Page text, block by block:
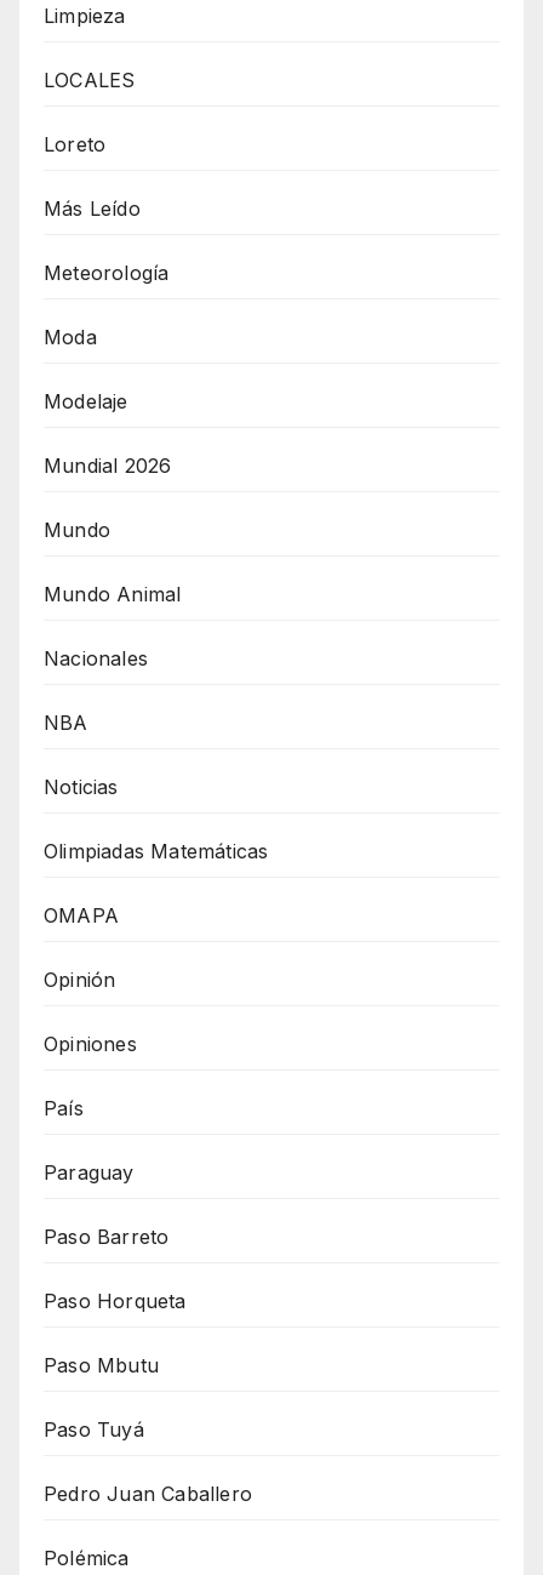
Limpieza
LOCALES
Loreto
Más Leído
Meteorología
Moda
Modelaje
Mundial 2026
Mundo
Mundo Animal
Nacionales
NBA
Noticias
Olimpiadas Matemáticas
OMAPA
Opinión
Opiniones
País
Paraguay
Paso Barreto
Paso Horqueta
Paso Mbutu
Paso Tuyá
Pedro Juan Caballero
Polémica